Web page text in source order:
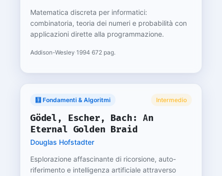
Matematica discreta per informatici:
combinatoria, teoria dei numeri e probabilità con
applicazioni dirette alla programmazione.
Addison-Wesley·1994·672 pag.
🧮 Fondamenti & Algoritmi Intermedio
Gödel, Escher, Bach: An
Eternal Golden Braid
Douglas Hofstadter
Esplorazione affascinante di ricorsione, auto-
riferimento e intelligenza artificiale attraverso